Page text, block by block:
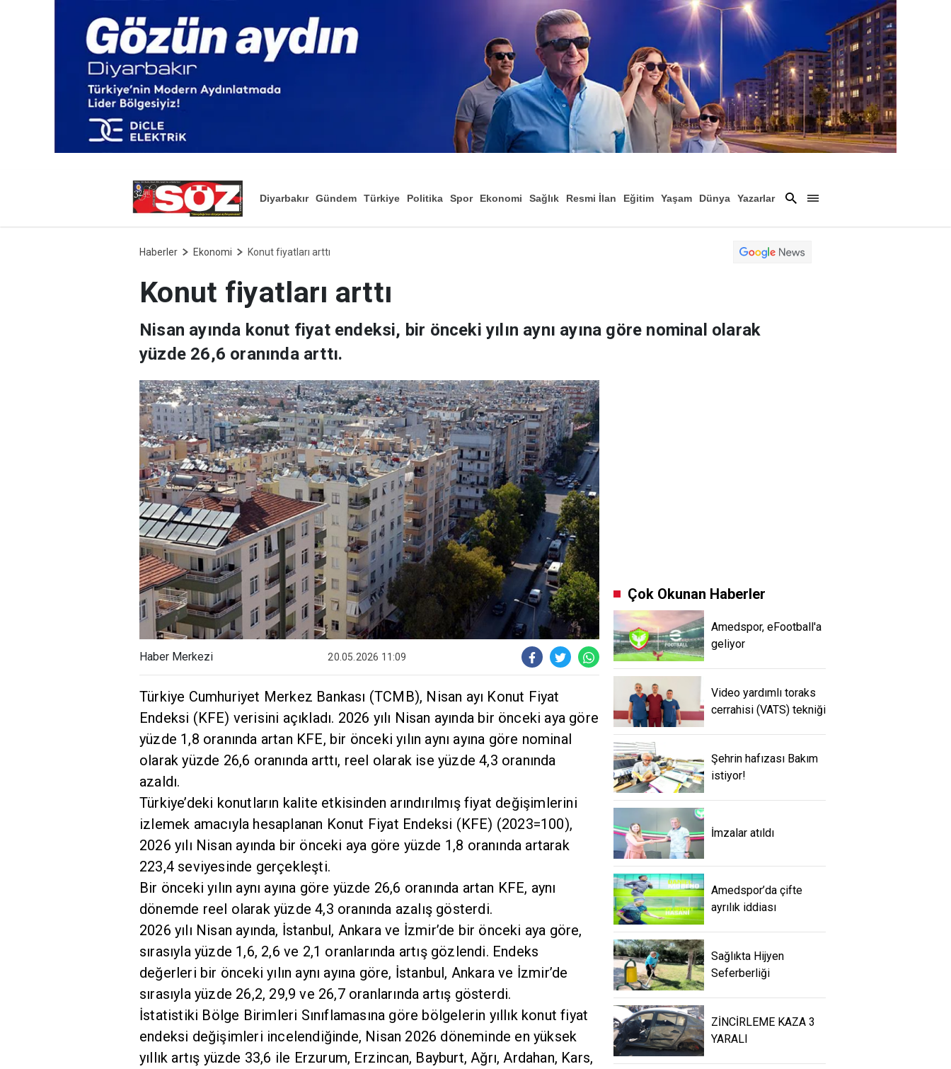
Diyarbakır Gündem Türkiye Politika Spor Ekonomi Sağlık Resmi İlan Eğitim Yaşam
Dünya
Yazarlar
Haberler Ekonomi Konut fiyatları arttı
Konut fiyatları arttı
Nisan ayında konut fiyat endeksi, bir önceki yılın aynı ayına göre nominal olarak
yüzde 26,6 oranında arttı.
Haber Merkezi 20.05.2026 11:09
Türkiye Cumhuriyet Merkez Bankası (TCMB), Nisan ayı Konut Fiyat
Endeksi (KFE) verisini açıkladı. 2026 yılı Nisan ayında bir önceki aya göre
yüzde 1,8 oranında artan KFE, bir önceki yılın aynı ayına göre nominal
olarak yüzde 26,6 oranında arttı, reel olarak ise yüzde 4,3 oranında
azaldı.
Türkiye’deki konutların kalite etkisinden arındırılmış fiyat değişimlerini
izlemek amacıyla hesaplanan Konut Fiyat Endeksi (KFE) (2023=100),
2026 yılı Nisan ayında bir önceki aya göre yüzde 1,8 oranında artarak
223,4 seviyesinde gerçekleşti.
Bir önceki yılın aynı ayına göre yüzde 26,6 oranında artan KFE, aynı
dönemde reel olarak yüzde 4,3 oranında azalış gösterdi.
2026 yılı Nisan ayında, İstanbul, Ankara ve İzmir’de bir önceki aya göre,
sırasıyla yüzde 1,6, 2,6 ve 2,1 oranlarında artış gözlendi. Endeks
değerleri bir önceki yılın aynı ayına göre, İstanbul, Ankara ve İzmir’de
sırasıyla yüzde 26,2, 29,9 ve 26,7 oranlarında artış gösterdi.
İstatistiki Bölge Birimleri Sınıflamasına göre bölgelerin yıllık konut fiyat
endeksi değişimleri incelendiğinde, Nisan 2026 döneminde en yüksek
yıllık artış yüzde 33,6 ile Erzurum, Erzincan, Bayburt, Ağrı, Ardahan, Kars,
Çok Okunan Haberler
Amedspor, eFootball'a
geliyor
Video yardımlı toraks
cerrahisi (VATS) tekniği
Şehrin hafızası Bakım
istiyor!
İmzalar atıldı
Amedspor’da çifte
ayrılık iddiası
Sağlıkta Hijyen
Seferberliği
ZİNCİRLEME KAZA 3
YARALI